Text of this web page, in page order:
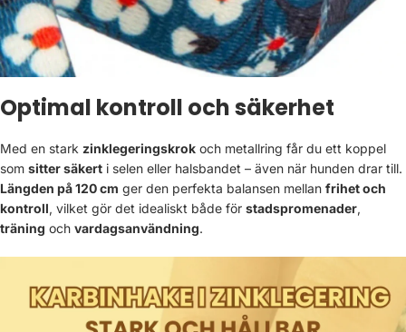
Optimal kontroll och säkerhet
Med en stark zinklegeringskrok och metallring får du ett koppel
som sitter säkert i selen eller halsbandet – även när hunden drar till.
Längden på 120 cm ger den perfekta balansen mellan frihet och
kontroll, vilket gör det idealiskt både för stadspromenader,
träning och vardagsanvändning.